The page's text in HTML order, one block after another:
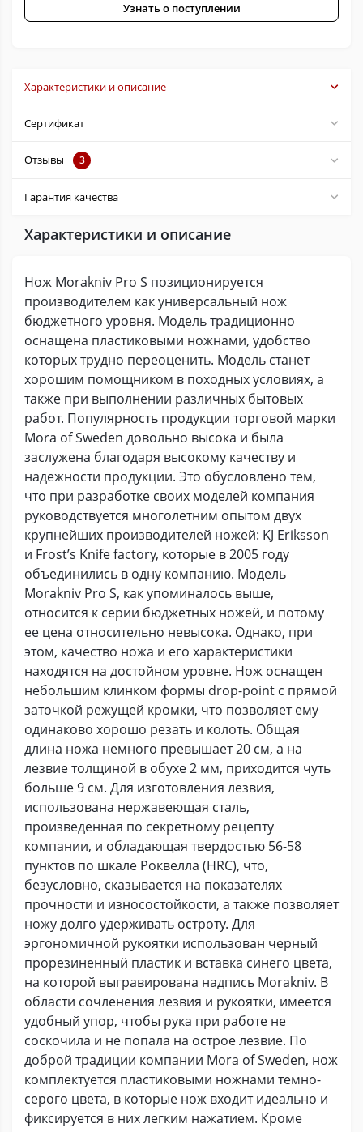
Узнать о поступлении
Характеристики и описание
Сертификат
Отзывы 3
Гарантия качества
Характеристики и описание
Нож Morakniv Pro S позиционируется
производителем как универсальный нож
бюджетного уровня. Модель традиционно
оснащена пластиковыми ножнами, удобство
которых трудно переоценить. Модель станет
хорошим помощником в походных условиях, а
также при выполнении различных бытовых
работ. Популярность продукции торговой марки
Mora of Sweden довольно высока и была
заслужена благодаря высокому качеству и
надежности продукции. Это обусловлено тем,
что при разработке своих моделей компания
руководствуется многолетним опытом двух
крупнейших производителей ножей: KJ Eriksson
и Frost’s Knife factory, которые в 2005 году
объединились в одну компанию. Модель
Morakniv Pro S, как упоминалось выше,
относится к серии бюджетных ножей, и потому
ее цена относительно невысока. Однако, при
этом, качество ножа и его характеристики
находятся на достойном уровне. Нож оснащен
небольшим клинком формы drop-point с прямой
заточкой режущей кромки, что позволяет ему
одинаково хорошо резать и колоть. Общая
длина ножа немного превышает 20 см, а на
лезвие толщиной в обухе 2 мм, приходится чуть
больше 9 см. Для изготовления лезвия,
использована нержавеющая сталь,
произведенная по секретному рецепту
компании, и обладающая твердостью 56-58
пунктов по шкале Роквелла (HRC), что,
безусловно, сказывается на показателях
прочности и износостойкости, а также позволяет
ножу долго удерживать остроту. Для
эргономичной рукоятки использован черный
прорезиненный пластик и вставка синего цвета,
на которой выгравирована надпись Morakniv. В
области сочленения лезвия и рукоятки, имеется
удобный упор, чтобы рука при работе не
соскочила и не попала на острое лезвие. По
доброй традиции компании Mora of Sweden, нож
комплектуется пластиковыми ножнами темно-
серого цвета, в которые нож входит идеально и
фиксируется в них легким нажатием. Кроме